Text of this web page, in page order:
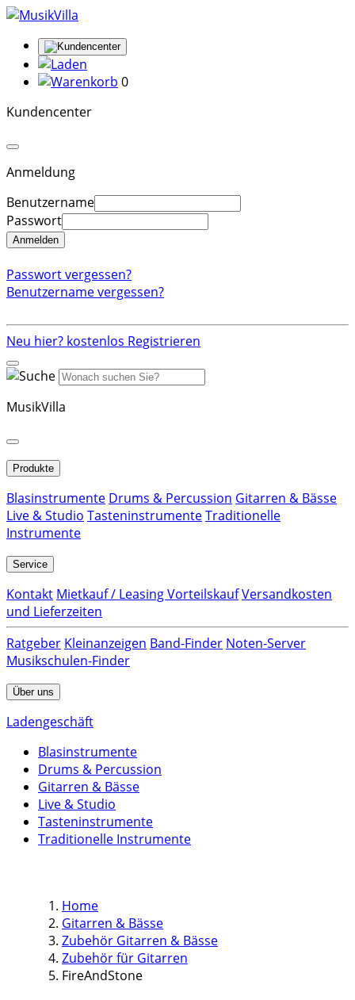
0
Kundencenter
Anmeldung
Benutzername
Passwort
Anmelden
Passwort vergessen?
Benutzername vergessen?
Neu hier? kostenlos Registrieren
MusikVilla
Produkte
Blasinstrumente Drums & Percussion Gitarren & Bässe
Live & Studio TasteninstrumenteTraditionelle
Instrumente
Service
Kontakt Mietkauf / Leasing VorteilskaufVersandkosten
und Lieferzeiten
Ratgeber Kleinanzeigen Band-Finder Noten-Server
Musikschulen-Finder
Über uns
Ladengeschäft
Blasinstrumente
Drums & Percussion
Gitarren & Bässe
Live & Studio
Tasteninstrumente
Traditionelle Instrumente
Home
Gitarren & Bässe
Zubehör Gitarren & Bässe
Zubehör für Gitarren
FireAndStone